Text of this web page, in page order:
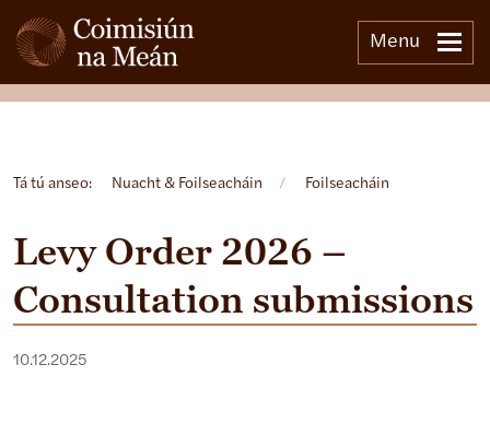
Menu
Tá tú anseo: Nuacht & Foilseacháin / Foilseacháin
Levy Order 2026 –
Consultation submissions
10.12.2025
Open side menu